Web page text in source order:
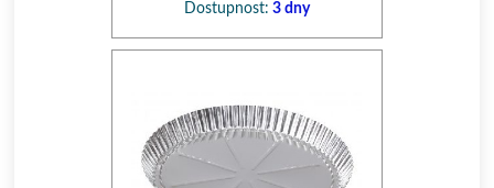
Dostupnost: 3 dny